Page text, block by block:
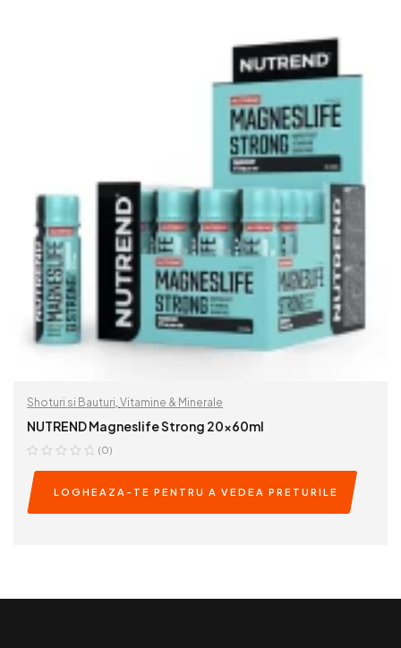
Shoturi si Bauturi, Vitamine & Minerale
NUTREND Magneslife Strong 20x60ml
(0)
LOGHEAZA-TE PENTRU A VEDEA PRETURILE